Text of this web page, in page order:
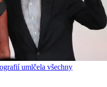
umlčela všechny